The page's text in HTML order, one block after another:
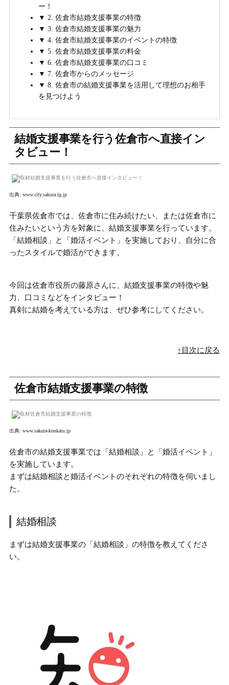
ー！
▼ 2. 佐倉市結婚支援事業の特徴
▼ 3. 佐倉市結婚支援事業の魅力
▼ 4. 佐倉市結婚支援事業のイベントの特徴
▼ 5. 佐倉市結婚支援事業の料金
▼ 6. 佐倉市結婚支援事業の口コミ
▼ 7. 佐倉市からのメッセージ
▼ 8. 佐倉市の結婚支援事業を活用して理想のお相手
を見つけよう
結婚支援事業を行う佐倉市へ直接イン
タビュー！
出典: www.city.sakura.lg.jp
千葉県佐倉市では、佐倉市に住み続けたい、または佐倉市に
住みたいという方を対象に、結婚支援事業を行っています。
「結婚相談」と「婚活イベント」
を実施しており、自分に合
ったスタイルで婚活ができます。
今回は佐倉市役所の藤原さんに、 結婚支援事業の特徴や魅
力、口コミ などをインタビュー！
真剣に結婚を考えている方は、ぜひ参考にしてください。
↑目次に戻る
佐倉市結婚支援事業の特徴
出典: www.sakura-konkatu.jp
佐倉市の結婚支援事業では「結婚相談」と「婚活イベント」
を実施しています。
まずは結婚相談と婚活イベントのそれぞれの特徴を伺いまし
た。
結婚相談
まずは結婚支援事業の「結婚相談」の特徴を教えてくださ
い。